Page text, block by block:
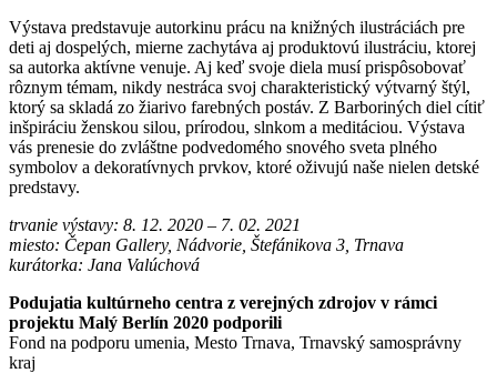
Výstava predstavuje autorkinu prácu na knižných ilustráciách pre
deti aj dospelých, mierne zachytáva aj produktovú ilustráciu, ktorej
sa autorka aktívne venuje. Aj keď svoje diela musí prispôsobovať
rôznym témam, nikdy nestráca svoj charakteristický výtvarný štýl,
ktorý sa skladá zo žiarivo farebných postáv. Z Barboriných diel cítiť
inšpiráciu ženskou silou, prírodou, slnkom a meditáciou. Výstava
vás prenesie do zvláštne podvedomého snového sveta plného
symbolov a dekoratívnych prvkov, ktoré oživujú naše nielen detské
predstavy.
trvanie výstavy: 8. 12. 2020 – 7. 02. 2021
miesto: Čepan Gallery, Nádvorie, Štefánikova 3, Trnava
kurátorka: Jana Valúchová
Podujatia kultúrneho centra z verejných zdrojov v rámci
projektu Malý Berlín 2020 podporili
Fond na podporu umenia, Mesto Trnava, Trnavský samosprávny
kraj